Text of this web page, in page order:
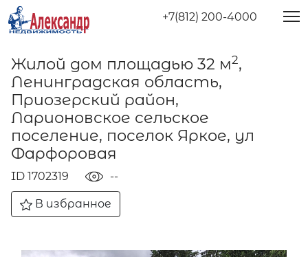
+7(812) 200-4000
Жилой дом площадью 32 м2,
Ленинградская область,
Приозерский район,
Ларионовское сельское
поселение, поселок Яркое, ул
Фарфоровая
ID 1702319 --
В избранное